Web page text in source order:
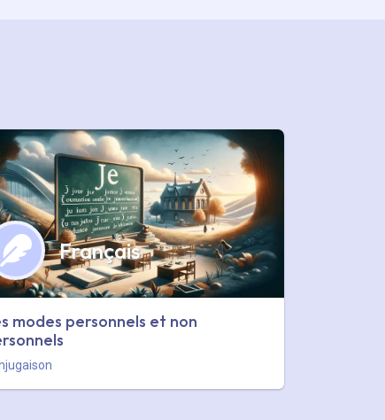
Français
modes personnels et non